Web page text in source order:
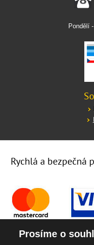
Pondělí
Rychlá a bezpečná
Prosíme o